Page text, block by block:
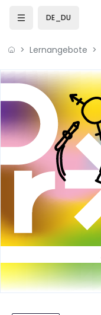
DE_DU
Lernangebote